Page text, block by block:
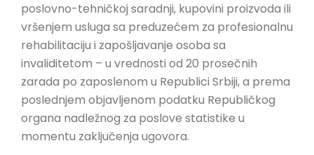
poslovno-tehničkoj saradnji, kupovini proizvoda ili
vršenjem usluga sa preduzećem za profesionalnu
rehabilitaciju i zapošljavanje osoba sa
invaliditetom – u vrednosti od 20 prosečnih
zarada po zaposlenom u Republici Srbiji, a prema
poslednjem objavljenom podatku Republičkog
organa nadležnog za poslove statistike u
momentu zaključenja ugovora.